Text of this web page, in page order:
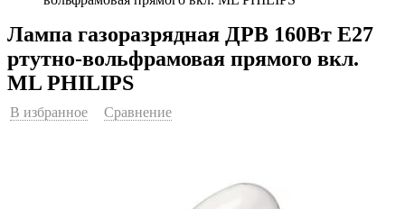
Лампа газоразрядная ДРВ 160Вт Е27
ртутно-вольфрамовая прямого вкл.
ML PHILIPS
В избранное Сравнение